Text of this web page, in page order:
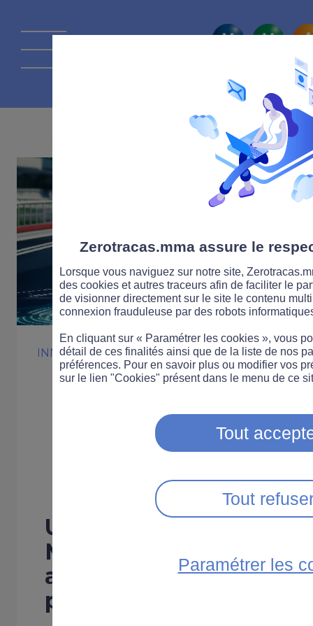
La route
INNOVATION
L'Intelligence
au service de
des accidents
Une récente étude de
Massachusetts a
artificielle pour
pourraient être les
Zerotracas.mma assure le
Lorsque vous naviguez sur notre site,
des cookies et autres traceurs afin de faciliter le
de visionner directement sur le site le contenu
connexion frauduleuse par des robots
En cliquant sur « Paramétrer les cookies », vous
détail de ces finalités ainsi que de la liste de nos
préférences. Pour en savoir plus ou modifier vos
sur le lien "Cookies" présent dans le menu de ce
Tout
Tout
Paramétrer les